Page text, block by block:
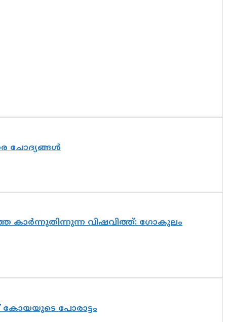
ചോദ്യങ്ങൾ
കാർന്നുതിന്നുന്ന വിഷവിത്ത്: ഗോകുലം
കോയയുടെ പോരാട്ടം